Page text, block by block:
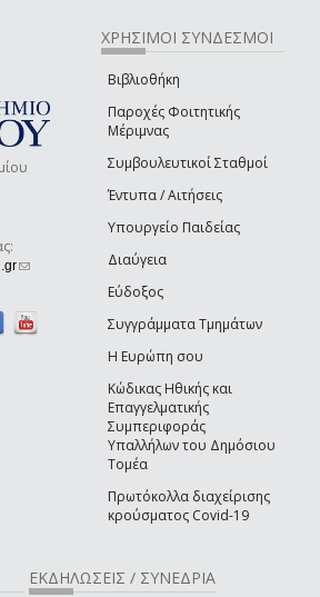
(link sends e-mail)
ΧΡΗΣΙΜΟΙ ΣΥΝΔΕΣΜΟΙ
Βιβλιοθήκη
Παροχές Φοιτητικής
Μέριμνας
Συμβουλευτικοί Σταθμοί
Έντυπα / Αιτήσεις
Υπουργείο Παιδείας
Διαύγεια
Εύδοξος
Συγγράμματα Τμημάτων
Η Ευρώπη σου
Κώδικας Ηθικής και
Επαγγελματικής
Συμπεριφοράς
Υπαλλήλων του Δημόσιου
Τομέα
Πρωτόκολλα διαχείρισης
κρούσματος Covid-19
ΕΚΔΗΛΩΣΕΙΣ / ΣΥΝΕΔΡΙΑ